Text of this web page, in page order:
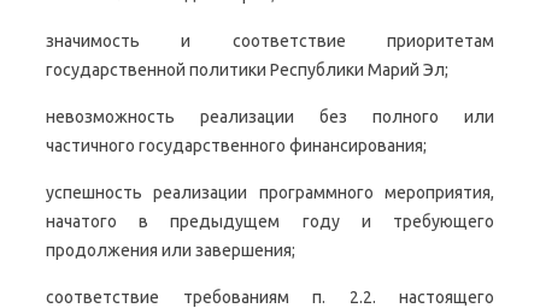
значимость и соответствие приоритетам
государственной политики Республики Марий Эл;
невозможность реализации без полного или
частичного государственного финансирования;
успешность реализации программного мероприятия,
начатого в предыдущем году и требующего
продолжения или завершения;
соответствие требованиям п. 2.2. настоящего